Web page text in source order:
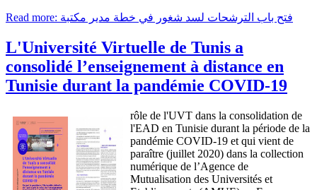
Read more: فتح باب الترشحات لسد شغور في خطة مدير مكتبة
L'Université Virtuelle de Tunis a
consolidé l’enseignement à distance en
Tunisie durant la pandémie COVID-19
rôle de l'UVT dans la consolidation de
l'EAD en Tunisie durant la période de la
pandémie COVID-19 et qui vient de
paraître (juillet 2020) dans la collection
numérique de l’Agence de
Mutualisation des Universités et